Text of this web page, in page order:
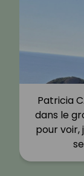
Patricia
dans le
pour voir,